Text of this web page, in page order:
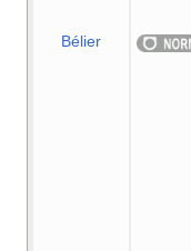
Bélier